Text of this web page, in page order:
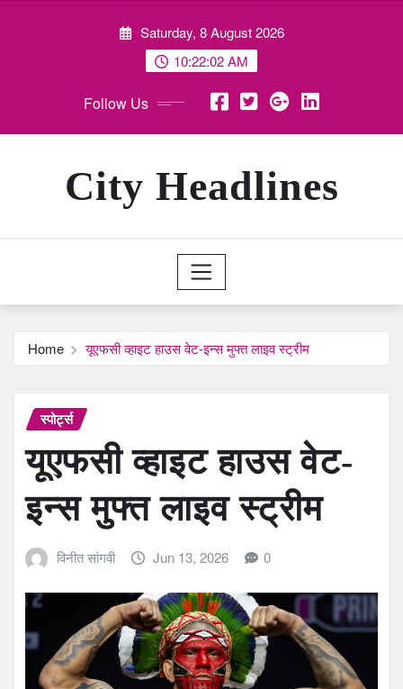
Saturday, 8 August 2026
10:22:04 AM
Follow Us
City Headlines
Home यूएफसी व्हाइट हाउस वेट-इन्स मुफ्त लाइव स्ट्रीम
स्पोर्ट्स
यूएफसी व्हाइट हाउस वेट-
इन्स मुफ्त लाइव स्ट्रीम
विनीत सांगवी Jun 13, 2026 0